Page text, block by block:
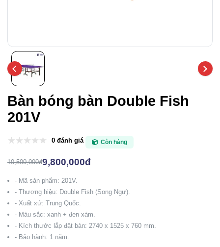
Bàn bóng bàn Double Fish
201V
0 đánh giá Còn hàng
10,500,000đ9,800,000đ
- Mã sản phẩm: 201V.
- Thương hiệu: Double Fish (Song Ngư).
- Xuất xứ: Trung Quốc.
- Màu sắc: xanh + đen xám.
- Kích thước lắp đặt bàn: 2740 x 1525 x 760 mm.
- Bảo hành: 1 năm.